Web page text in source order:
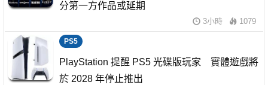
分第一方作品或延期
3小時 1079
PS5
PlayStation 提醒 PS5 光碟版玩家 實體遊戲將
於 2028 年停止推出